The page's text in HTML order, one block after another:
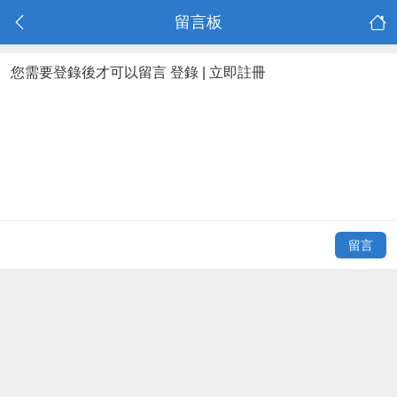
留言板
您需要登錄後才可以留言 登錄 立即註冊
留言